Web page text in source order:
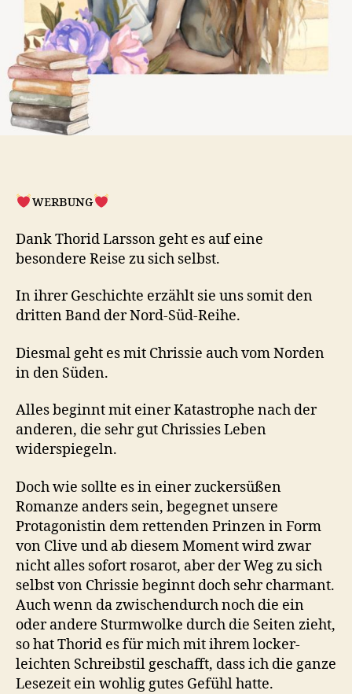
ᴡᴇʀʙᴜɴɢ
Dank Thorid Larsson geht es auf eine
besondere Reise zu sich selbst.
In ihrer Geschichte erzählt sie uns somit den
dritten Band der Nord-Süd-Reihe.
Diesmal geht es mit Chrissie auch vom Norden
in den Süden.
Alles beginnt mit einer Katastrophe nach der
anderen, die sehr gut Chrissies Leben
widerspiegeln.
Doch wie sollte es in einer zuckersüßen
Romanze anders sein, begegnet unsere
Protagonistin dem rettenden Prinzen in Form
von Clive und ab diesem Moment wird zwar
nicht alles sofort rosarot, aber der Weg zu sich
selbst von Chrissie beginnt doch sehr charmant.
Auch wenn da zwischendurch noch die ein
oder andere Sturmwolke durch die Seiten zieht,
so hat Thorid es für mich mit ihrem locker-
leichten Schreibstil geschafft, dass ich die ganze
Lesezeit ein wohlig gutes Gefühl hatte.